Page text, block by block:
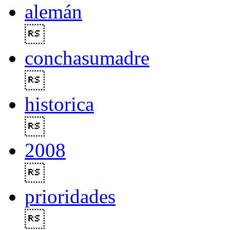
alemán
conchasumadre
historica
2008
prioridades